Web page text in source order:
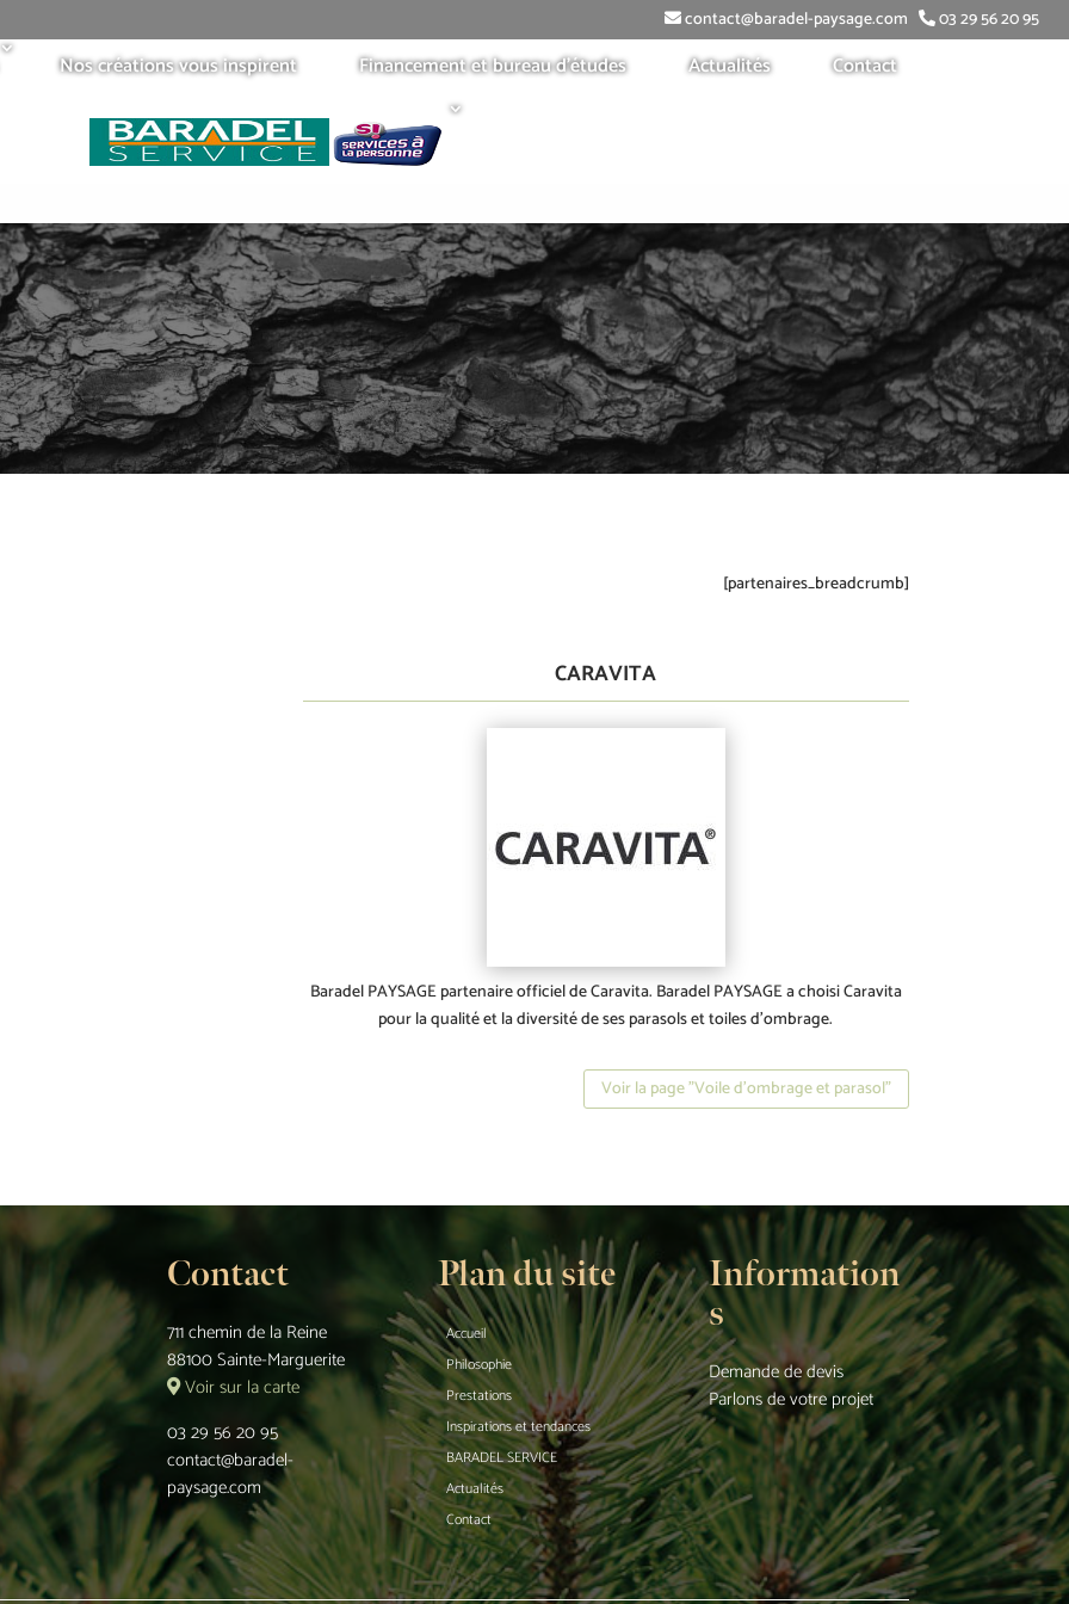
contact@baradel-paysage.com 03 29 56 20 95
Nos créations vous inspirent Financement et bureau d’études Actualités Contact
[partenaires_breadcrumb]
CARAVITA
Baradel PAYSAGE partenaire officiel de Caravita. Baradel PAYSAGE a choisi Caravita
pour la qualité et la diversité de ses parasols et toiles d’ombrage.
Voir la page "Voile d'ombrage et parasol"
Contact
711 chemin de la Reine
88100 Sainte-Marguerite
Voir sur la carte
03 29 56 20 95
contact@baradel-
paysage.com
Plan du site
Accueil
Philosophie
Prestations
Inspirations et tendances
BARADEL SERVICE
Actualités
Contact
Information
s
Demande de devis
Parlons de votre projet